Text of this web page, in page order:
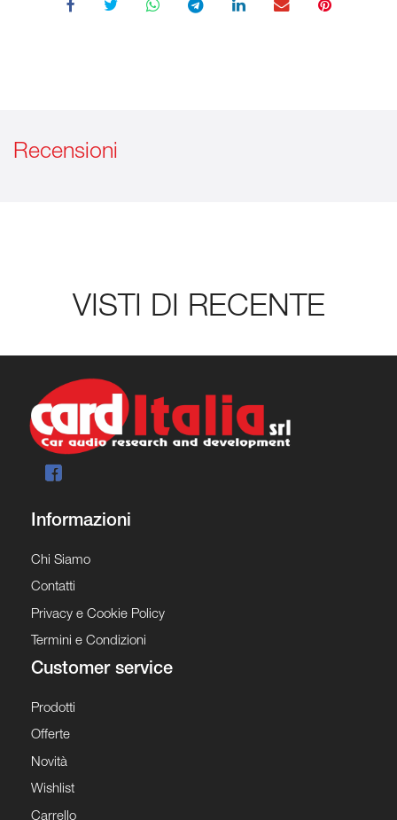
Recensioni
VISTI DI RECENTE
Informazioni
Chi Siamo
Contatti
Privacy e Cookie Policy
Termini e Condizioni
Customer service
Prodotti
Offerte
Novità
Wishlist
Carrello